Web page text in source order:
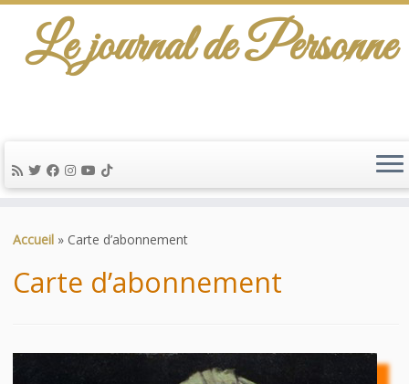
au
Le journal de Personne
Accueil » Carte d’abonnement
Carte d’abonnement